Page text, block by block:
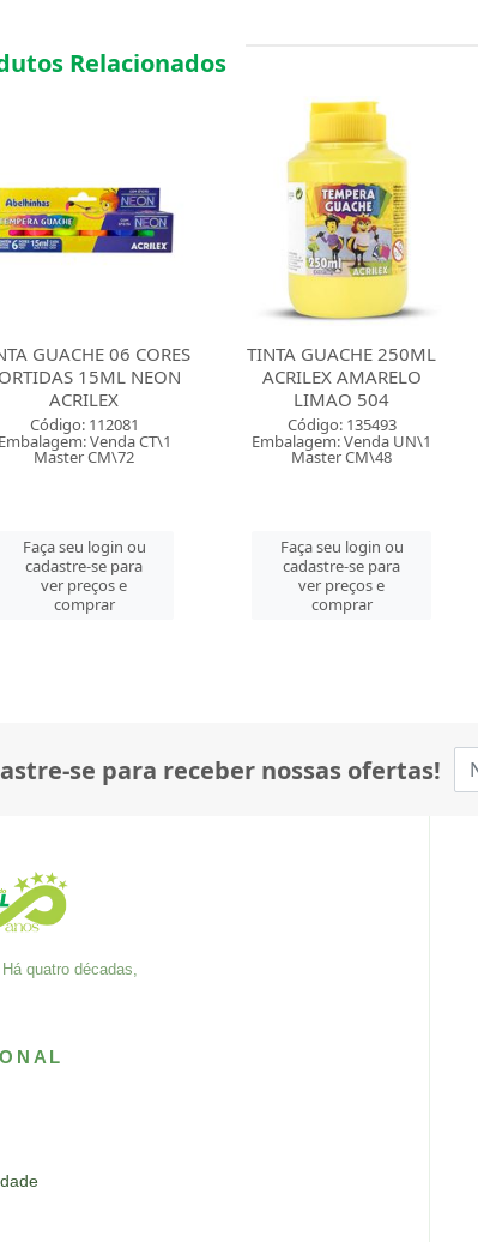
Relacionados
GUACHE 250ML
ACRILEX AMARELO
LIMAO 504
Código: 135493
Embalagem: Venda UN\1
Master CM\48
Faça seu login ou
cadastre-se para
ver preços e
comprar
TINTA GUACHE 250ML
ACRILEX CINZA 933
Código: 135495
Embalagem: Venda UN\1
Master CM\48
Faça seu login ou
cadastre-se para
ver preços e
comprar
se para receber nossas ofertas!
quatro décadas,